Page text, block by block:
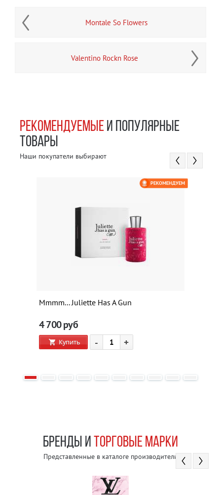
Montale So Flowers
Valentino Rockn Rose
РЕКОМЕНДУЕМЫЕИ ПОПУЛЯРНЫЕ
ТОВАРЫ
Наши покупатели выбирают
Mmmm... Juliette Has A Gun
4 700руб
Купить - +
РЕКОМЕНДУЕМ
БРЕНДЫ И ТОРГОВЫЕ МАРКИ
Представленные в каталоге производители